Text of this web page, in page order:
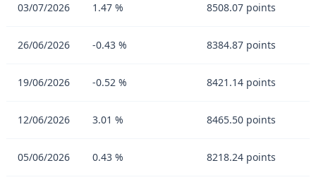
03/07/2026 1.47 % 8508.07 points
26/06/2026 -0.43 % 8384.87 points
19/06/2026 -0.52 % 8421.14 points
12/06/2026 3.01 % 8465.50 points
05/06/2026 0.43 % 8218.24 points